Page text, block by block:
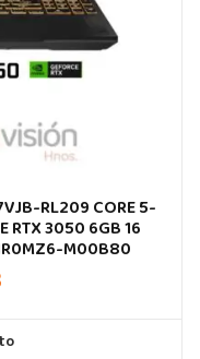
RL209 CORE 5-
RTX 3050 6GB 16
M00B80